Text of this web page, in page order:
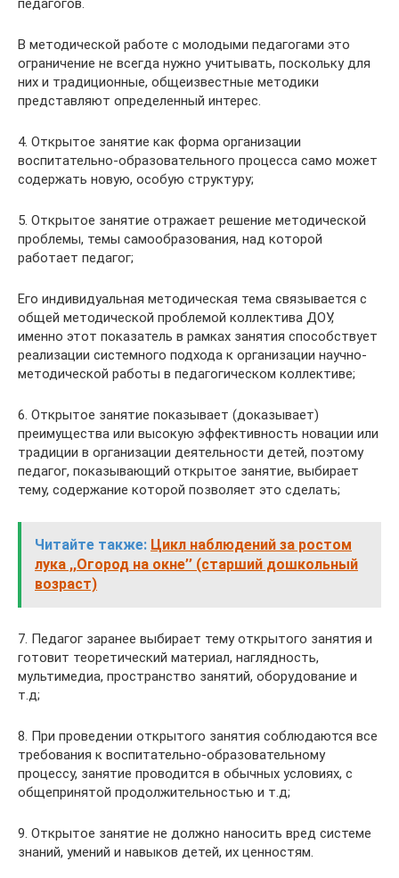
педагогов.
В методической работе с молодыми педагогами это
ограничение не всегда нужно учитывать, поскольку для
них и традиционные, общеизвестные методики
представляют определенный интерес.
4. Открытое занятие как форма организации
воспитательно-образовательного процесса само может
содержать новую, особую структуру;
5. Открытое занятие отражает решение методической
проблемы, темы самообразования, над которой
работает педагог;
Его индивидуальная методическая тема связывается с
общей методической проблемой коллектива ДОУ,
именно этот показатель в рамках занятия способствует
реализации системного подхода к организации научно-
методической работы в педагогическом коллективе;
6. Открытое занятие показывает (доказывает)
преимущества или высокую эффективность новации или
традиции в организации деятельности детей, поэтому
педагог, показывающий открытое занятие, выбирает
тему, содержание которой позволяет это сделать;
Читайте также: Цикл наблюдений за ростом
лука ,,Огород на окне’’ (старший дошкольный
возраст)
7. Педагог заранее выбирает тему открытого занятия и
готовит теоретический материал, наглядность,
мультимедиа, пространство занятий, оборудование и
т.д;
8. При проведении открытого занятия соблюдаются все
требования к воспитательно-образовательному
процессу, занятие проводится в обычных условиях, с
общепринятой продолжительностью и т.д;
9. Открытое занятие не должно наносить вред системе
знаний, умений и навыков детей, их ценностям.